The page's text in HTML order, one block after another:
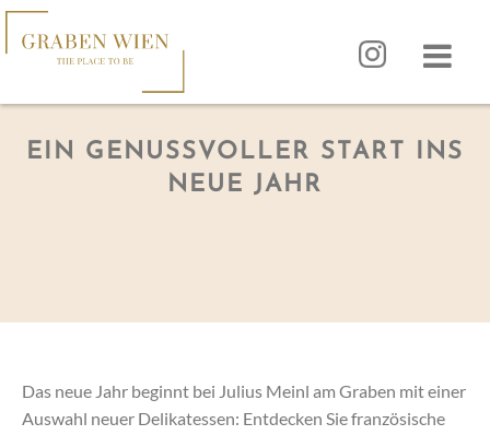
EIN GENUSSVOLLER START INS
NEUE JAHR
Das neue Jahr beginnt bei Julius Meinl am Graben mit einer
Auswahl neuer Delikatessen: Entdecken Sie französische